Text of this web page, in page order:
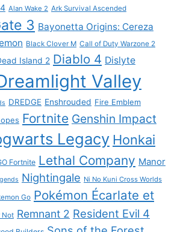
Alan Wake 2 Ark Survival Ascended
3 Bayonetta Origins: Cereza
Black Clover M Call of Duty Warzone 2
Island 2 Diablo 4 Dislyte
Valley
DREDGE Enshrouded Fire Emblem
Fortnite Genshin Impact
Legacy Honkai
Fortnite Lethal Company Manor
Nightingale Ni No Kuni Cross Worlds
Go Pokémon Écarlate et
Not Remnant 2 Resident Evil 4